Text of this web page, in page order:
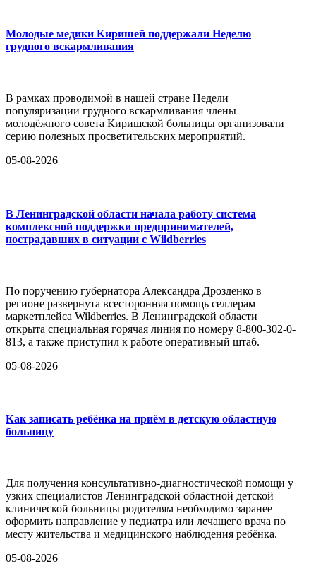
Молодые медики Киришей поддержали Неделю
грудного вскармливания
В рамках проводимой в нашей стране Недели
популяризации грудного вскармливания члены
молодёжного совета Киришской больницы организовали
серию полезных просветительских мероприятий.
05-08-2026
В Ленинградской области начала работу система
комплексной поддержки предпринимателей,
пострадавших в ситуации с Wildberries
По поручению губернатора Александра Дрозденко в
регионе развернута всесторонняя помощь селлерам
маркетплейса Wildberries. В Ленинградской области
открыта специальная горячая линия по номеру 8-800-302-0-
813, а также приступил к работе оперативный штаб.
05-08-2026
Как записать ребёнка на приём в детскую областную
больницу
Для получения консультативно-диагностической помощи у
узких специалистов Ленинградской областной детской
клинической больницы родителям необходимо заранее
оформить направление у педиатра или лечащего врача по
месту жительства и медицинского наблюдения ребёнка.
05-08-2026